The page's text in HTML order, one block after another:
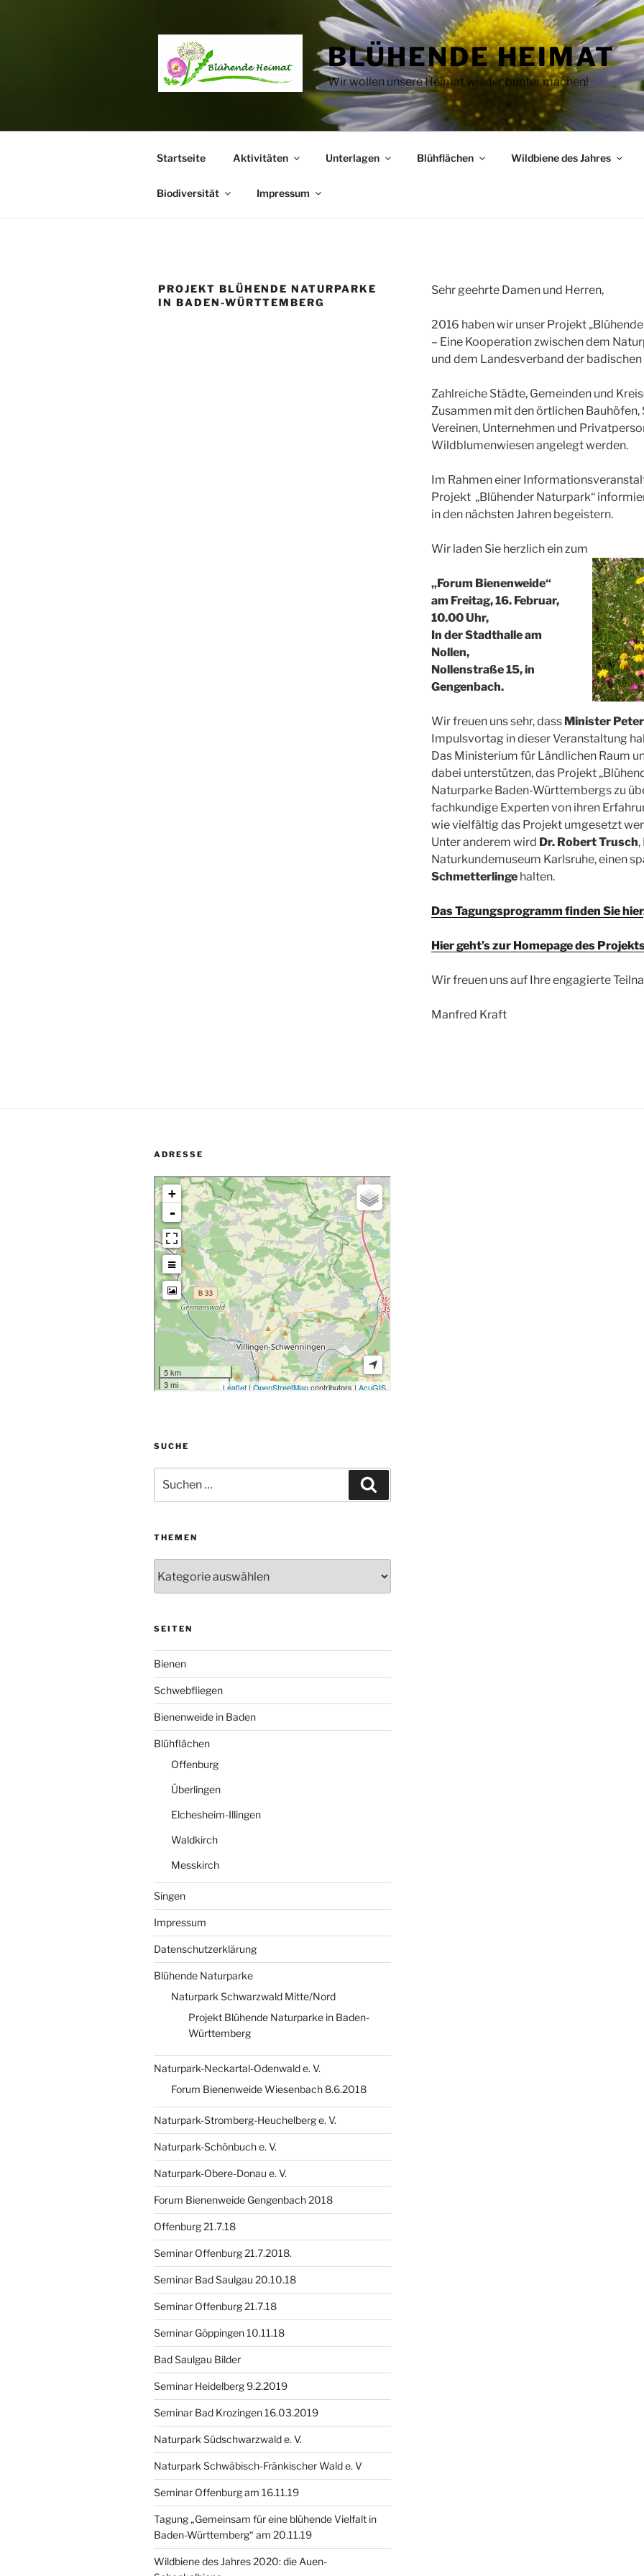
BLÜHENDE HEIMAT
Wir wollen unsere Heimat wieder bunter machen!
Startseite Aktivitäten Unterlagen Blühflächen Wildbiene des Jahres
Biodiversität Impressum
PROJEKT BLÜHENDE NATURPARKE
IN BADEN-WÜRTTEMBERG
Sehr geehrte Damen und Herren,
2016 haben wir unser Projekt
– Eine Kooperation zwischen dem
und dem Landesverband der badischen
Zahlreiche Städte, Gemeinden und
Zusammen mit den örtlichen Bauhöfen,
Vereinen, Unternehmen und
Wildblumenwiesen angelegt werden.
Im Rahmen einer
Projekt „Blühender Naturpark“
in den nächsten Jahren begeistern.
Wir laden Sie herzlich ein zum
„Forum Bienenweide“
am Freitag, 16. Februar,
10.00 Uhr,
In der Stadthalle am
Nollen,
Nollenstraße 15, in
Gengenbach.
Wir freuen uns sehr, dassMinister
Impulsvortag in dieser Veranstaltung
Das Ministerium für Ländlichen Raum
dabei unterstützen, das Projekt
Naturparke Baden-Württembergs zu
fachkundige Experten von ihren
wie vielfältig das Projekt umgesetzt
Unter anderem wird Dr. Robert Trusch
Naturkundemuseum Karlsruhe, einen
Schmetterlingehalten.
Das Tagungsprogramm finden Sie hier
Hier geht’s zur Homepage des
Wir freuen uns auf Ihre engagierte
Manfred Kraft
ADRESSE
SUCHE
nach:
THEMEN
SEITEN
Bienen
Schwebfliegen
Bienenweide in Baden
Blühflächen
Offenburg
Überlingen
Elchesheim-Illingen
Waldkirch
Messkirch
Singen
Impressum
Datenschutzerklärung
Blühende Naturparke
Naturpark Schwarzwald Mitte/Nord
Projekt Blühende Naturparke in Baden-
Württemberg
Naturpark-Neckartal-Odenwald e. V.
Forum Bienenweide Wiesenbach 8.6.2018
Naturpark-Stromberg-Heuchelberg e. V.
Naturpark-Schönbuch e. V.
Naturpark-Obere-Donau e. V.
Forum Bienenweide Gengenbach 2018
Offenburg 21.7.18
Seminar Offenburg 21.7.2018.
Seminar Bad Saulgau 20.10.18
Seminar Offenburg 21.7.18
Seminar Göppingen 10.11.18
Bad Saulgau Bilder
Seminar Heidelberg 9.2.2019
Seminar Bad Krozingen 16.03.2019
Naturpark Südschwarzwald e. V.
Naturpark Schwäbisch-Fränkischer Wald e. V
Seminar Offenburg am 16.11.19
Tagung „Gemeinsam für eine blühende Vielfalt in
Baden-Württemberg“ am 20.11.19
Wildbiene des Jahres 2020: die Auen-